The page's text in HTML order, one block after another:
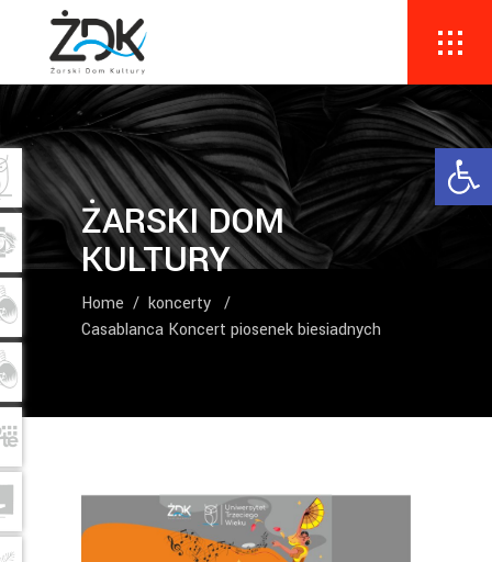
ŻARSKI DOM
KULTURY
Home / koncerty /
Casablanca Koncert piosenek biesiadnych